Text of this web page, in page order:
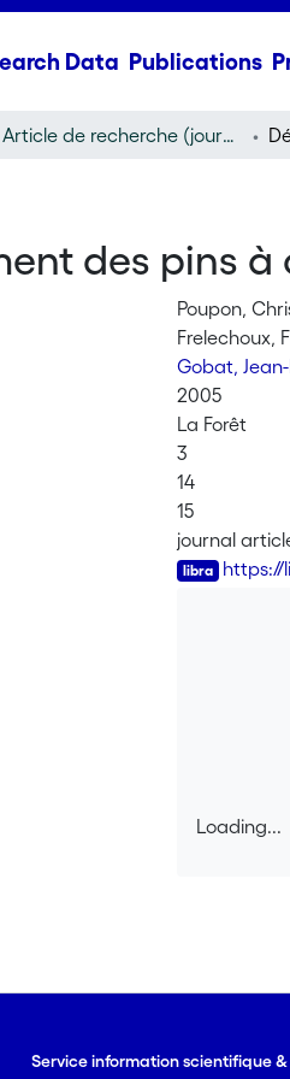
Data Publications
Article de recherche (journal article)
des pins
Poupon,
Frelechoux,
Gobat,
2005
La Forêt
3
14
15
journal
https://
Loading...
Service information scientifique